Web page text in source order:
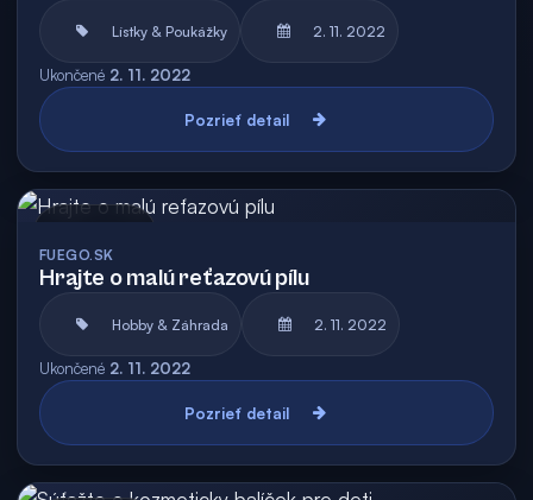
Lístky & Poukážky 2. 11. 2022
Ukončené 2. 11. 2022
Pozrieť detail
FUEGO.SK
Hrajte o malú reťazovú pílu
Hobby & Záhrada 2. 11. 2022
Ukončené 2. 11. 2022
Pozrieť detail